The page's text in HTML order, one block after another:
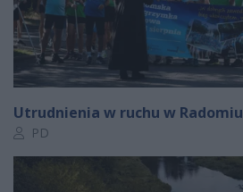
Utrudnienia w ruchu w Radomiu
Autor artykułu:
PD